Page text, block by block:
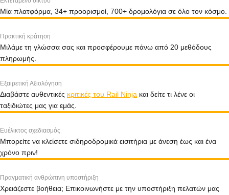
Μία πλατφόρμα, 34+ προορισμοί, 700+ δρομολόγια σε όλο τον κόσμο.
Πρακτική κράτηση
Μιλάμε τη γλώσσα σας και προσφέρουμε πάνω από 20 μεθόδους
πληρωμής.
Εξαιρετική Αξιολόγηση
Διαβάστε αυθεντικές κριτικές του Rail Ninja και δείτε τι λένε οι
ταξιδιώτες μας για εμάς.
Ευέλικτος σχεδιασμός
Μπορείτε να κλείσετε σιδηροδρομικά εισιτήρια με άνεση έως και ένα
χρόνο πριν!
Πραγματική ανθρώπινη υποστήριξη
Χρειάζεστε βοήθεια; Επικοινωνήστε με την υποστήριξη πελατών μας